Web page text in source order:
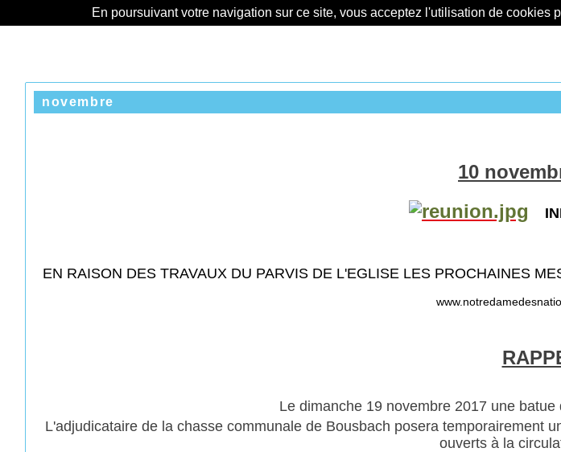
En poursuivant votre navigation sur ce site, vous acceptez l'utilisation de cookies
novembre
10
EN RAISON DES TRAVAUX DU PARVIS DE L'EGLISE LES PROCHAINES
Le dimanche 19 novembre 2017 une
L'adjudicataire de la chasse communale de Bousbach posera temporairement
ouverts à la